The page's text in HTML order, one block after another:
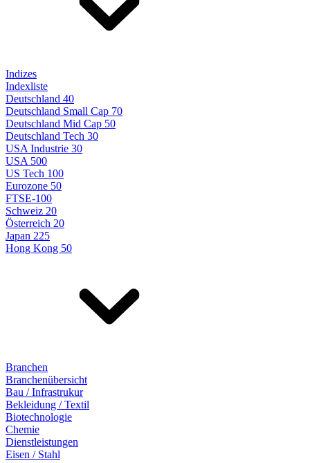
Indizes
Indexliste
Deutschland 40
Deutschland Small Cap 70
Deutschland Mid Cap 50
Deutschland Tech 30
USA Industrie 30
USA 500
US Tech 100
Eurozone 50
FTSE-100
Schweiz 20
Österreich 20
Japan 225
Hong Kong 50
Branchen
Branchenübersicht
Bau / Infrastrukur
Bekleidung / Textil
Biotechnologie
Chemie
Dienstleistungen
Eisen / Stahl